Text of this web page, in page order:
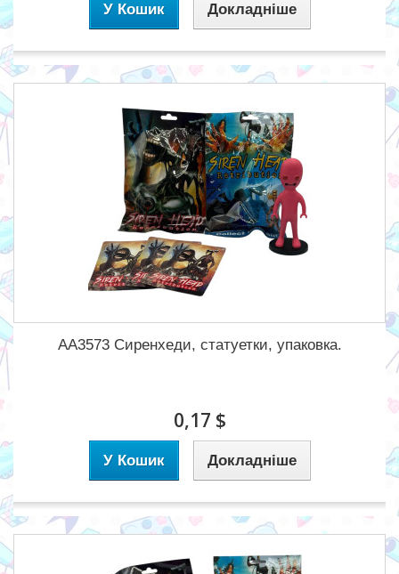
У Кошик Докладніше
АА3573 Сиренхеди, статуетки, упаковка.
0,17 $
У Кошик Докладніше